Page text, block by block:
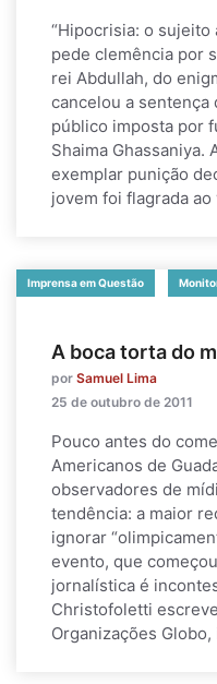
“Hipocrisia: o sujeito
pede clemência por
rei Abdullah, do
cancelou a sentença
público imposta por
Shaima Ghassaniya.
exemplar punição
jovem foi flagrada
Imprensa em Questão
A boca torta do
por Samuel Lima
25 de outubro de 2011
Pouco antes do
Americanos de
observadores de
tendência: a maior
ignorar
evento, que
jornalística é
Christofoletti
Organizações